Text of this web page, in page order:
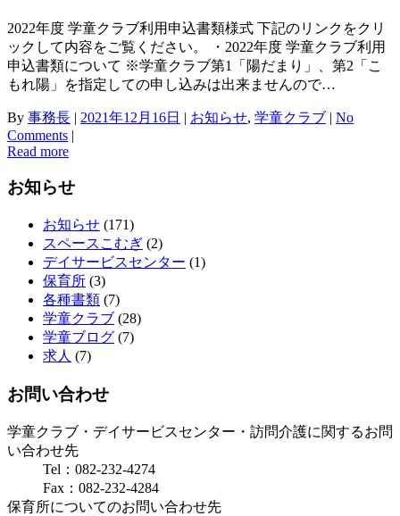
2022年度 学童クラブ利用申込書類様式 下記のリンクをクリ
ックして内容をご覧ください。 ・2022年度 学童クラブ利用
申込書類について ※学童クラブ第1「陽だまり」、第2「こ
もれ陽」を指定しての申し込みは出来ませんので…
By 事務長 | 2021年12月16日 | お知らせ, 学童クラブ | No
Comments |
Read more
お知らせ
お知らせ (171)
スペースこむぎ (2)
デイサービスセンター (1)
保育所 (3)
各種書類 (7)
学童クラブ (28)
学童ブログ (7)
求人 (7)
お問い合わせ
学童クラブ・デイサービスセンター・訪問介護に関するお問
い合わせ先
Tel：082-232-4274
Fax：082-232-4284
保育所についてのお問い合わせ先